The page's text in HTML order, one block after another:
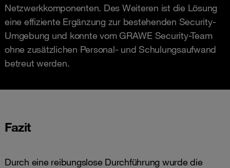
Netzwerkkomponenten. Des Weiteren ist die Lösung
eine effiziente Ergänzung zur bestehenden Security-
Umgebung und konnte vom GRAWE Security-Team
ohne zusätzlichen Personal- und Schulungsaufwand
betreut werden.
Fazit
Durch eine reibungslose Durchführung wurde die